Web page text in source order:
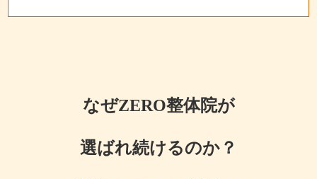
なぜZERO整体院が
選ばれ続けるのか？